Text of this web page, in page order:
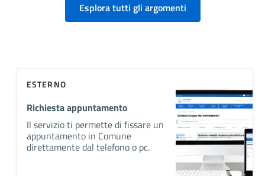
Esplora tutti gli argomenti
ESTERNO
Richiesta appuntamento
Il servizio ti permette di fissare un
appuntamento in Comune
direttamente dal telefono o pc.